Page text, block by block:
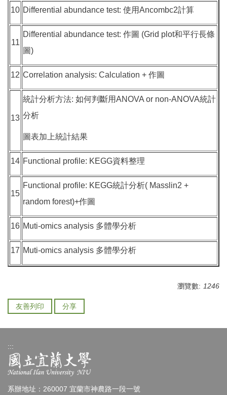
10 Differential abundance test: 使用Ancombc2計算
11
Differential abundance test: 作圖 (Grid plot和平行長條
圖)
12 Correlation analysis: Calculation + 作圖
13
統計分析方法: 如何判斷用ANOVA or non-ANOVA統計
分析
圖表加上統計結果
14 Functional profile: KEGG資料整理
15
Functional profile: KEGG統計分析( Masslin2 +
random forest)+作圖
16 Muti-omics analysis 多體學分析
17 Muti-omics analysis 多體學分析
瀏覽數: 1246
友善列印 分享
:::
系辦地址：260007 宜蘭市神農路一段一號